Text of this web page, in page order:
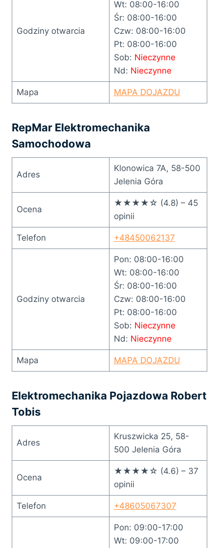
Godziny otwarcia
Wt: 08:00-16:00
Śr: 08:00-16:00
Czw: 08:00-16:00
Pt: 08:00-16:00
Sob: Nieczynne
Nd: Nieczynne
Mapa MAPA DOJAZDU
RepMar Elektromechanika
Samochodowa
Adres
Klonowica 7A, 58-500
Jelenia Góra
Ocena
★★★★☆ (4.8) – 45
opinii
Telefon +48450062137
Godziny otwarcia
Pon: 08:00-16:00
Wt: 08:00-16:00
Śr: 08:00-16:00
Czw: 08:00-16:00
Pt: 08:00-16:00
Sob: Nieczynne
Nd: Nieczynne
Mapa MAPA DOJAZDU
Elektromechanika Pojazdowa Robert
Tobis
Adres
Kruszwicka 25, 58-
500 Jelenia Góra
Ocena
★★★★☆ (4.6) – 37
opinii
Telefon +48605067307
Pon: 09:00-17:00
Wt: 09:00-17:00